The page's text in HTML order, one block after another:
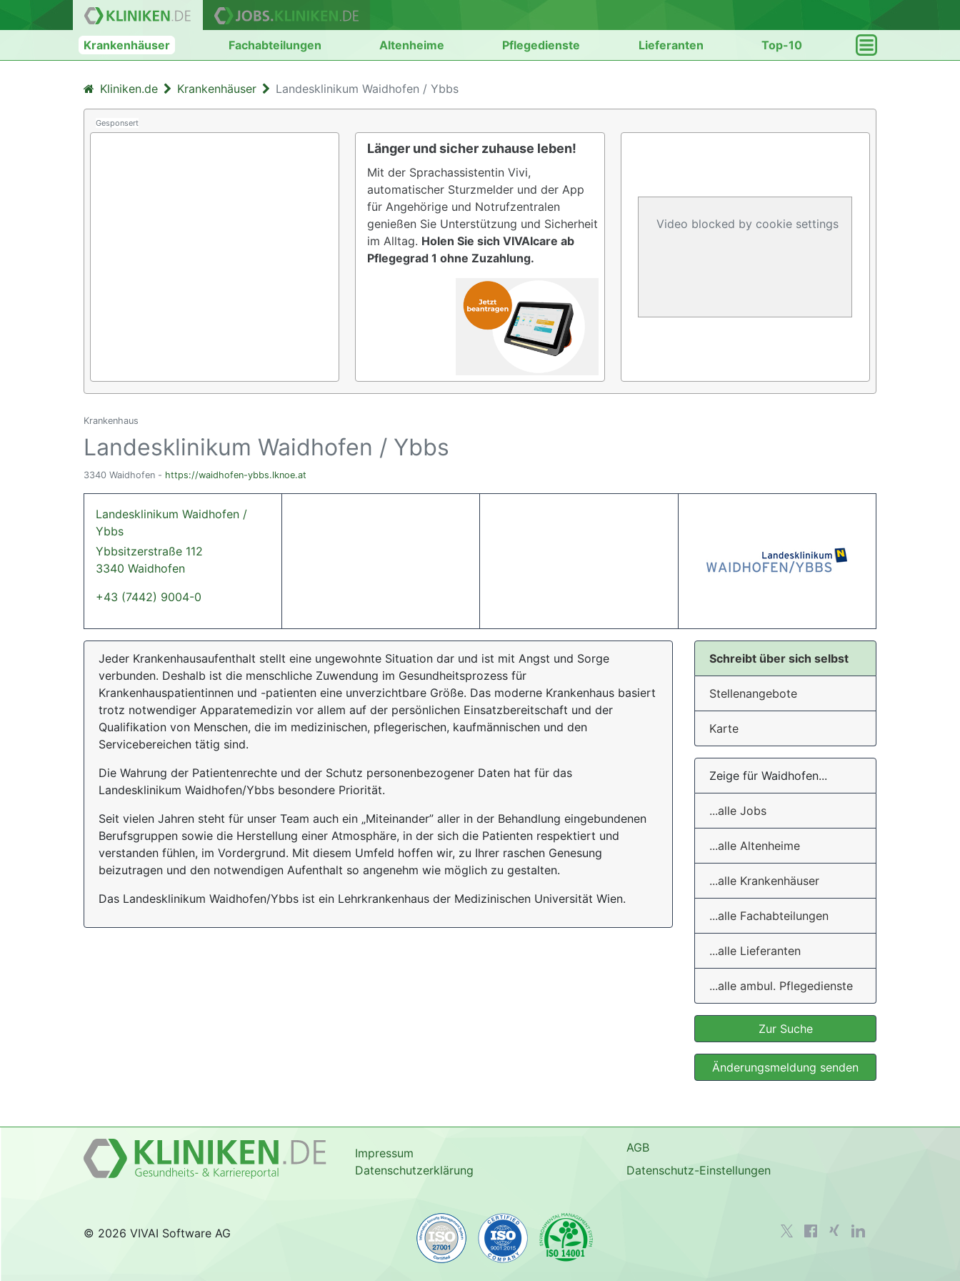
Krankenhäuser Fachabteilungen Altenheime Pflegedienste Lieferanten Top-10
Kliniken.de Krankenhäuser Landesklinikum Waidhofen / Ybbs
Gesponsert
Länger und sicher zuhause leben!
Mit der Sprachassistentin Vivi,
automatischer Sturzmelder und der App
für Angehörige und Notrufzentralen
genießen Sie Unterstützung und Sicherheit
im Alltag. Holen Sie sich VIVAIcare ab
Pflegegrad 1 ohne Zuzahlung.
Video blocked by cookie settings
Krankenhaus
Landesklinikum Waidhofen / Ybbs
3340 Waidhofen - https://waidhofen-ybbs.lknoe.at
Landesklinikum Waidhofen /
Ybbs
Ybbsitzerstraße 112
3340 Waidhofen
+43 (7442) 9004-0
Jeder Krankenhausaufenthalt stellt eine ungewohnte Situation dar und ist mit Angst und Sorge
verbunden. Deshalb ist die menschliche Zuwendung im Gesundheitsprozess für
Krankenhauspatientinnen und -patienten eine unverzichtbare Größe. Das moderne Krankenhaus basiert
trotz notwendiger Apparatemedizin vor allem auf der persönlichen Einsatzbereitschaft und der
Qualifikation von Menschen, die im medizinischen, pflegerischen, kaufmännischen und den
Servicebereichen tätig sind.
Die Wahrung der Patientenrechte und der Schutz personenbezogener Daten hat für das
Landesklinikum Waidhofen/Ybbs besondere Priorität.
Seit vielen Jahren steht für unser Team auch ein „Miteinander” aller in der Behandlung eingebundenen
Berufsgruppen sowie die Herstellung einer Atmosphäre, in der sich die Patienten respektiert und
verstanden fühlen, im Vordergrund. Mit diesem Umfeld hoffen wir, zu Ihrer raschen Genesung
beizutragen und den notwendigen Aufenthalt so angenehm wie möglich zu gestalten.
Das Landesklinikum Waidhofen/Ybbs ist ein Lehrkrankenhaus der Medizinischen Universität Wien.
Schreibt über sich selbst
Stellenangebote
Karte
Zeige für Waidhofen...
...alle Jobs
...alle Altenheime
...alle Krankenhäuser
...alle Fachabteilungen
...alle Lieferanten
...alle ambul. Pflegedienste
Zur Suche
Änderungsmeldung senden
Impressum
Datenschutzerklärung
AGB
Datenschutz-Einstellungen
© 2026 VIVAI Software AG